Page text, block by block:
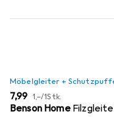
Möbelgleiter +
EUR
7,99 EUR
1,–/1Stk.
Benson Home